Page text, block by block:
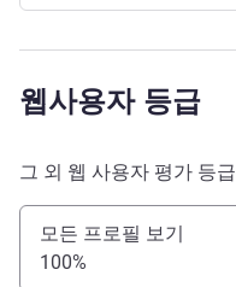
웹사용자 등급
그 외 웹 사용자 평가 등급
모든 프로필 보기
100%